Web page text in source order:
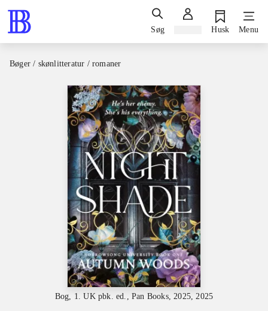
Søg Husk Menu
Bøger / skønlitteratur / romaner
Bog, 1. UK pbk. ed., Pan Books, 2025, 2025